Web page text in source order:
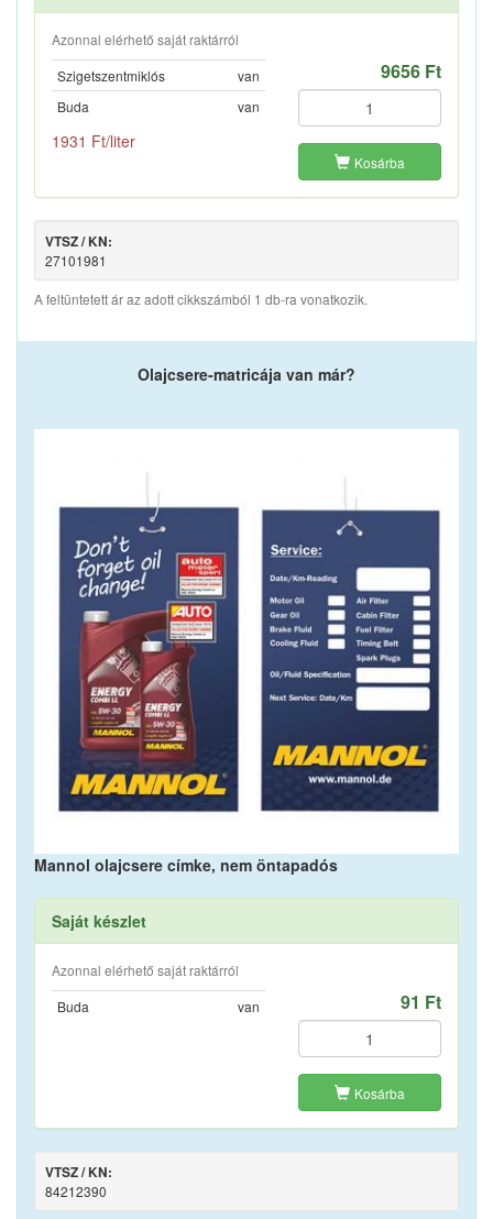
Azonnal elérhető saját raktárról
Szigetszentmiklós
van
Buda
van
1931 Ft/liter
9656 Ft
Kosárba
VTSZ / KN:
27101981
A feltüntetett ár az adott cikkszámból 1 db-ra vonatkozik.
Olajcsere-matricája van már?
Mannol olajcsere címke, nem öntapadós
Saját készlet
Azonnal elérhető saját raktárról
Buda
van 91 Ft
Kosárba
VTSZ / KN:
84212390